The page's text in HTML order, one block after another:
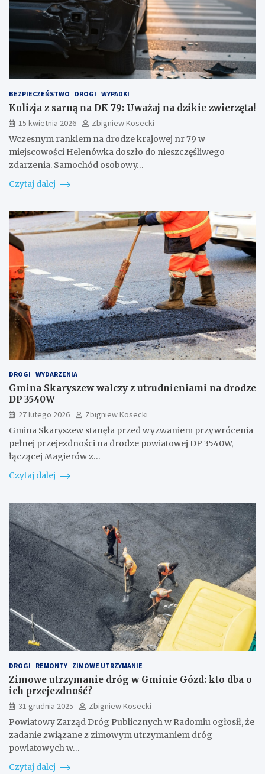
BEZPIECZEŃSTWO DROGI WYPADKI
Kolizja z sarną na DK 79: Uważaj na dzikie zwierzęta!
15 kwietnia 2026
Zbigniew Kosecki
Wczesnym rankiem na drodze krajowej nr 79 w
miejscowości Helenówka doszło do nieszczęśliwego
zdarzenia. Samochód osobowy…
Czytaj dalej
DROGI WYDARZENIA
Gmina Skaryszew walczy z utrudnieniami na drodze
DP 3540W
27 lutego 2026
Zbigniew Kosecki
Gmina Skaryszew stanęła przed wyzwaniem przywrócenia
pełnej przejezdności na drodze powiatowej DP 3540W,
łączącej Magierów z…
Czytaj dalej
DROGI REMONTY ZIMOWE UTRZYMANIE
Zimowe utrzymanie dróg w Gminie Gózd: kto dba o
ich przejezdność?
31 grudnia 2025
Zbigniew Kosecki
Powiatowy Zarząd Dróg Publicznych w Radomiu ogłosił, że
zadanie związane z zimowym utrzymaniem dróg
powiatowych w…
Czytaj dalej